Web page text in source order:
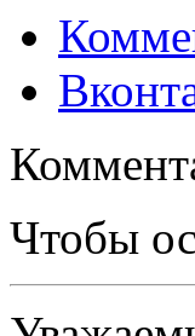
Чтобы